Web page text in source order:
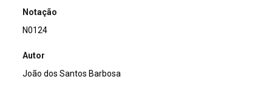
Notação
N0124
Autor
João dos Santos Barbosa